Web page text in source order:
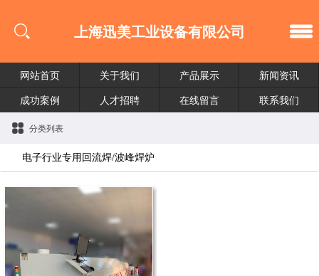
上海迅美工业设备有限公司
网站首页 关于我们 产品展示
新闻资讯
成功案例
人才招聘 在线留言 联系我们
分类列表
电子行业专用回流焊/波峰焊炉